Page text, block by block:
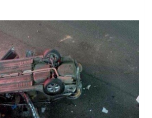
حالة الطقس المتوقعة اليوم في